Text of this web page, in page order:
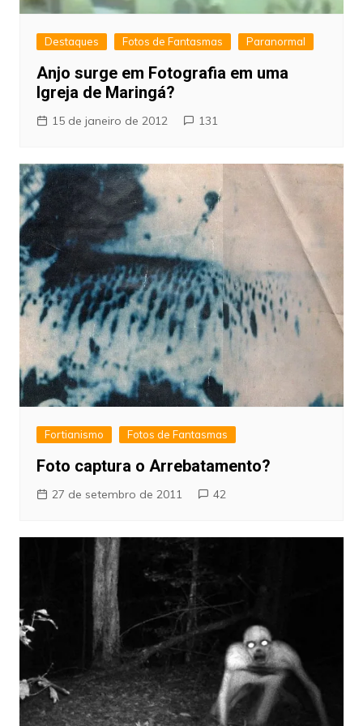
Destaques Fotos de Fantasmas Paranormal
Anjo surge em Fotografia em uma
Igreja de Maringá?
15 de janeiro de 2012 131
Fortianismo Fotos de Fantasmas
Foto captura o Arrebatamento?
27 de setembro de 2011 42